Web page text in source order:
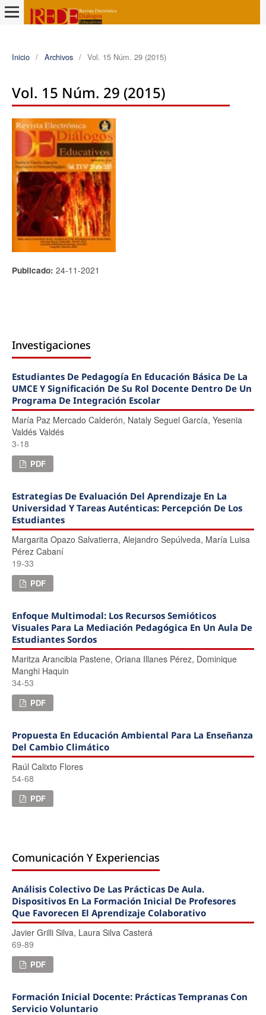
Inicio / Archivos / Vol. 15 Núm. 29 (2015)
Vol. 15 Núm. 29 (2015)
Publicado: 24-11-2021
Investigaciones
Estudiantes De Pedagogía En Educación Básica De La
UMCE Y Significación De Su Rol Docente Dentro De Un
Programa De Integración Escolar
Marí­a Paz Mercado Calderón, Nataly Seguel Garcí­a, Yesenia
Valdés Valdés
3-18
PDF
Estrategias De Evaluación Del Aprendizaje En La
Universidad Y Tareas Auténticas: Percepción De Los
Estudiantes
Margarita Opazo Salvatierra, Alejandro Sepúlveda, Marí­a Luisa
Pérez Cabaní
19-33
PDF
Enfoque Multimodal: Los Recursos Semióticos
Visuales Para La Mediación Pedagógica En Un Aula De
Estudiantes Sordos
Maritza Arancibia Pastene, Oriana Illanes Pérez, Dominique
Manghi Haquin
34-53
PDF
Propuesta En Educación Ambiental Para La Enseñanza
Del Cambio Climático
Raúl Calixto Flores
54-68
PDF
Comunicación Y Experiencias
Análisis Colectivo De Las Prácticas De Aula.
Dispositivos En La Formación Inicial De Profesores
Que Favorecen El Aprendizaje Colaborativo
Javier Grilli Silva, Laura Silva Casterá
69-89
PDF
Formación Inicial Docente: Prácticas Tempranas Con
Servicio Voluntario